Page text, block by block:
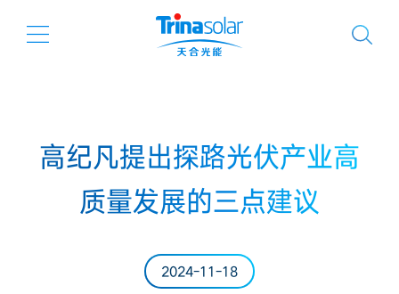
高纪凡提出探路光伏产业高
质量发展的三点建议
2024-11-18